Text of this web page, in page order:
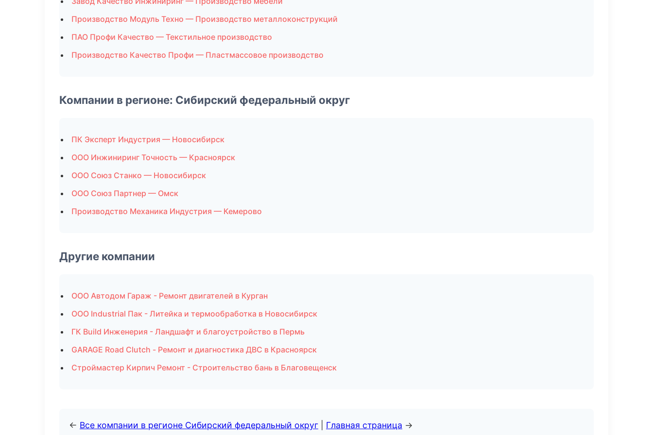
Производство Модуль Техно — Производство металлоконструкций
ПАО Профи Качество — Текстильное производство
Производство Качество Профи — Пластмассовое производство
Компании в регионе: Сибирский федеральный округ
ПК Эксперт Индустрия — Новосибирск
ООО Инжиниринг Точность — Красноярск
ООО Союз Станко — Новосибирск
ООО Союз Партнер — Омск
Производство Механика Индустрия — Кемерово
Другие компании
ООО Автодом Гараж - Ремонт двигателей в Курган
ООО Industrial Пак - Литейка и термообработка в Новосибирск
ГК Build Инженерия - Ландшафт и благоустройство в Пермь
GARAGE Road Clutch - Ремонт и диагностика ДВС в Красноярск
Строймастер Кирпич Ремонт - Строительство бань в Благовещенск
← Все компании в регионе Сибирский федеральный округ Главная страница →